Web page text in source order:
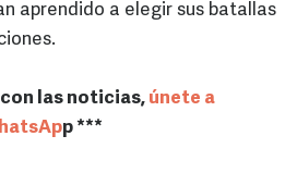
aprendido a elegir sus batallas
las noticias, únete a
p ***